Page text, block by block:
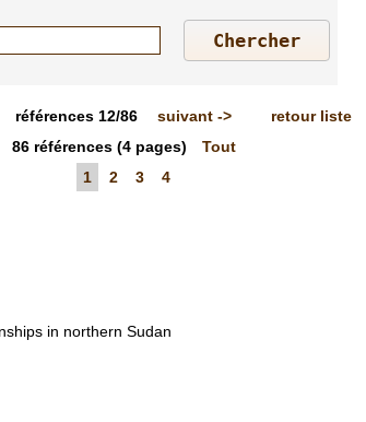
références 12/86 suivant ->
retour liste
86 références(4 pages)
Tout
1
2 3 4
in northern Sudan